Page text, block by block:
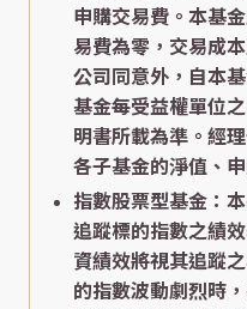
申購交易費。本基
易費為零，交易成
公司同意外，自本
基金每受益權單位
明書所載為準。經
各子基金的淨值、
指數股票型基金：
追蹤標的指數之績
資績效將視其追蹤
的指數波動劇烈時